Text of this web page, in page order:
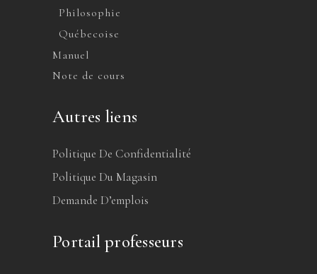
Philosophie
Québecoise
Manuel
Note de cours
Autres liens
Politique De Confidentialité
Politique Du Magasin
Demande D’emplois
Portail professeurs